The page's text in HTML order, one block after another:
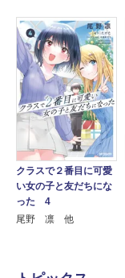
クラスで２番目に可愛
い女の子と友だちにな
った 4
尾野 凛 他